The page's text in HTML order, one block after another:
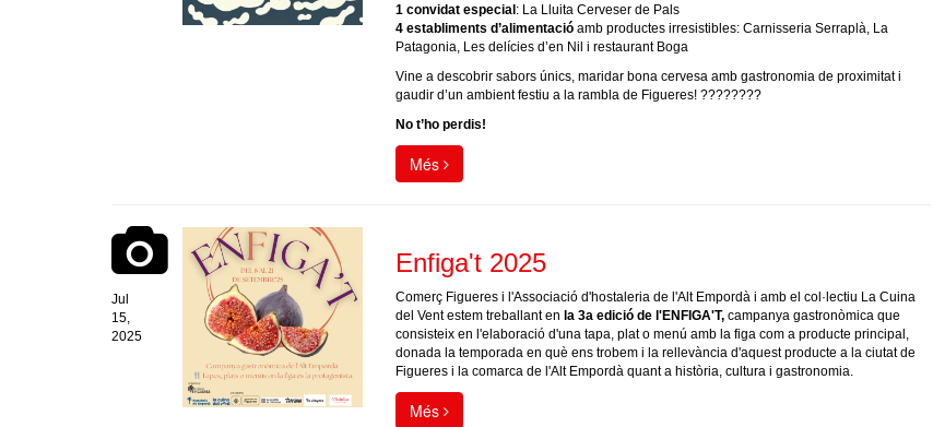
1 convidat especial : La Lluita Cerveser de Pals
4 establiments d’alimentacióamb productes irresistibles: Carnisseria Serraplà, La
Patagonia, Les delícies d’en Nil i restaurant Boga
Vine a descobrir sabors únics, maridar bona cervesa amb gastronomia de proximitat i
gaudir d’un ambient festiu a la rambla de Figueres! ????????
No t’ho perdis!
Més
Jul
15,
2025
Enfiga't 2025
Comerç Figueres i l'Associació d'hostaleria de l'Alt Empordà i amb el col·lectiu La Cuina
del Vent estem treballant en la 3a edició de l'ENFIGA'T, campanya gastronòmica que
consisteix en l'elaboració d'una tapa, plat o menú amb la figa com a producte principal,
donada la temporada en què ens trobem i la rellevància d'aquest producte a la ciutat de
Figueres i la comarca de l'Alt Empordà quant a història, cultura i gastronomia.
Més